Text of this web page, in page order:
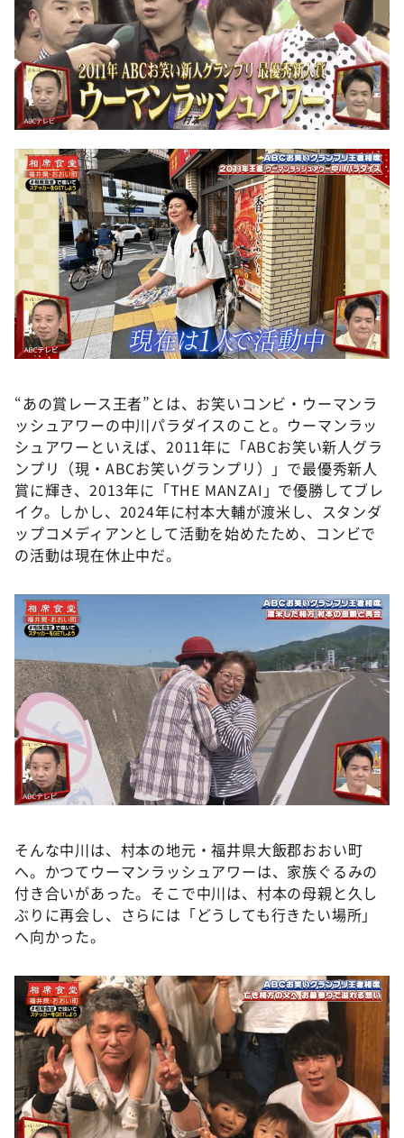
“あの賞レース王者”とは、お笑いコンビ・ウーマンラ
ッシュアワーの中川パラダイスのこと。ウーマンラッ
シュアワーといえば、2011年に「ABCお笑い新人グラ
ンプリ（現・ABCお笑いグランプリ）」で最優秀新人
賞に輝き、2013年に「THE MANZAI」で優勝してブレ
イク。しかし、2024年に村本大輔が渡米し、スタンダ
ップコメディアンとして活動を始めたため、コンビで
の活動は現在休止中だ。
そんな中川は、村本の地元・福井県大飯郡おおい町
へ。かつてウーマンラッシュアワーは、家族ぐるみの
付き合いがあった。そこで中川は、村本の母親と久し
ぶりに再会し、さらには「どうしても行きたい場所」
へ向かった。